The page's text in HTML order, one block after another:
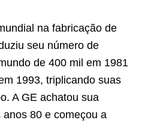
na fabricação de
seu número de
de 400 mil em 1981
1993, triplicando suas
A GE achatou sua
80 e começou a